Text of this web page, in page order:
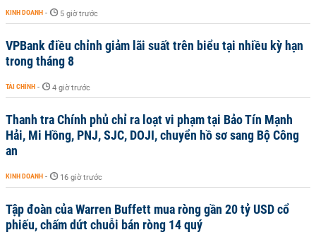
KINH DOANH - 5 giờ trước
VPBank điều chỉnh giảm lãi suất trên biểu tại nhiều kỳ hạn
trong tháng 8
TÀI CHÍNH - 4 giờ trước
Thanh tra Chính phủ chỉ ra loạt vi phạm tại Bảo Tín Mạnh
Hải, Mi Hồng, PNJ, SJC, DOJI, chuyển hồ sơ sang Bộ Công
an
KINH DOANH - 16 giờ trước
Tập đoàn của Warren Buffett mua ròng gần 20 tỷ USD cổ
phiếu, chấm dứt chuỗi bán ròng 14 quý